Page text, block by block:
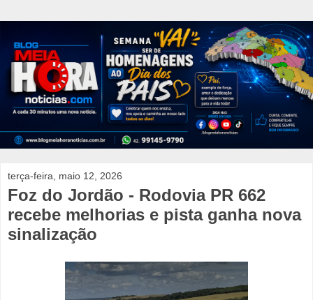
terça-feira, maio 12, 2026
Foz do Jordão - Rodovia PR 662
recebe melhorias e pista ganha nova
sinalização